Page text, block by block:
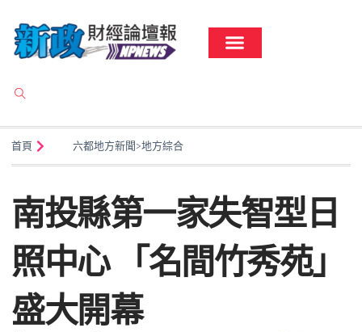
首頁 六都地方新聞>地方綜合
南投縣第一家失智型日
照中心 「名間竹秀苑」
盛大開幕